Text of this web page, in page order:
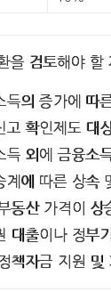
을 검토해야 할
득의 증가에 따
고 확인제도 대
득 외에 금융소
계에 따른 상속
동산 가격이
대출이나 정부
책자금 지원